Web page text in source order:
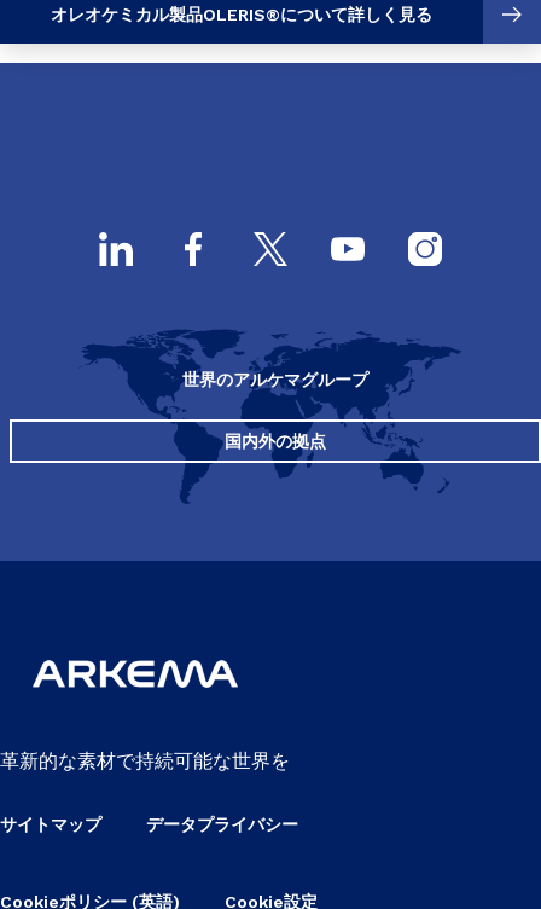
オレオケミカル製品OLERIS®について詳しく見る
世界のアルケマグループ
国内外の拠点
革新的な素材で持続可能な世界を
サイトマップ データプライバシー
Cookieポリシー (英語) Cookie設定